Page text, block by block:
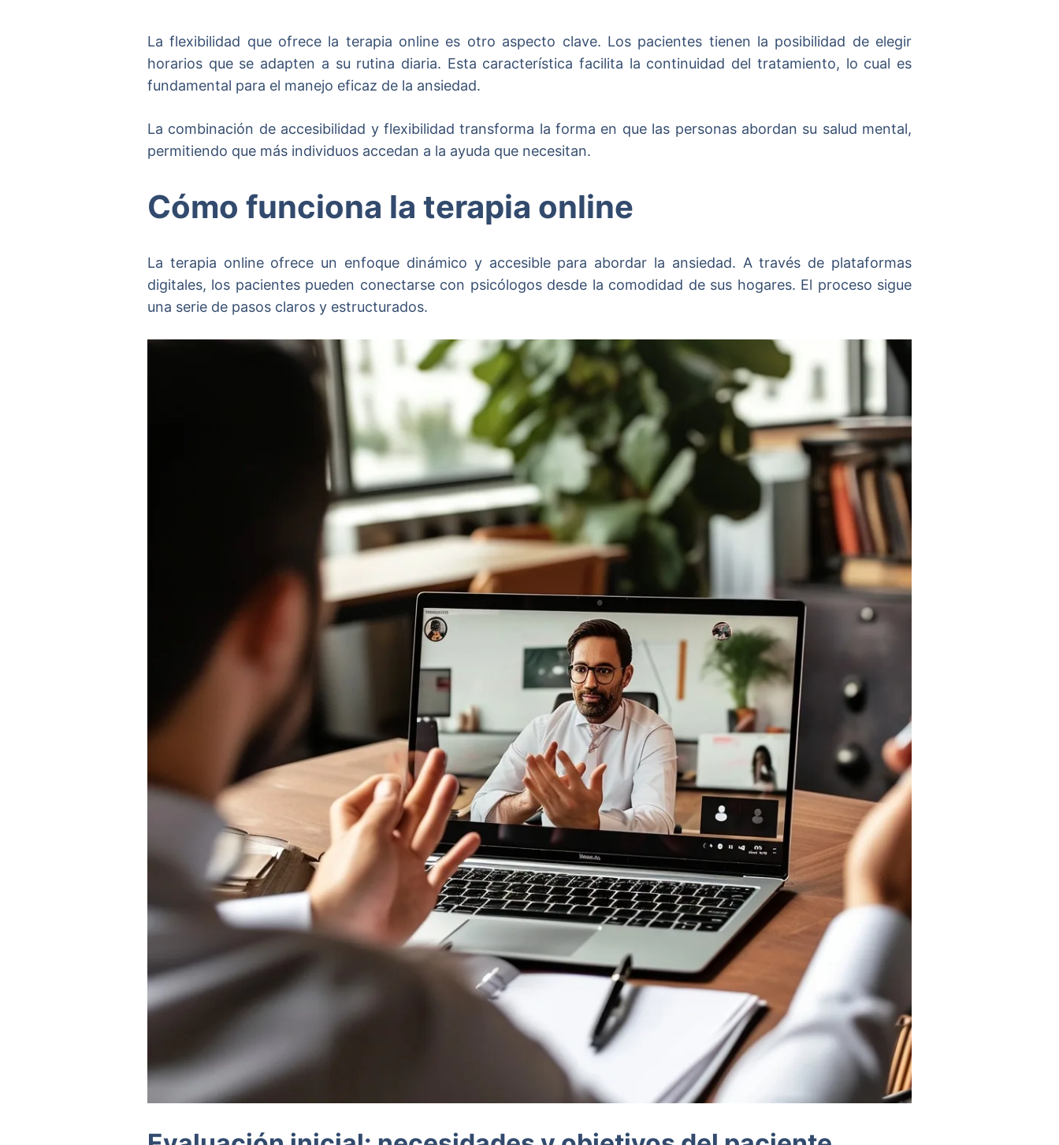
La flexibilidad que ofrece la terapia online es otro aspecto clave. Los pacientes tienen la posibilidad de elegir
horarios que se adapten a su rutina diaria. Esta característica facilita la continuidad del tratamiento, lo cual es
fundamental para el manejo eficaz de la ansiedad.
La combinación de accesibilidad y flexibilidad transforma la forma en que las personas abordan su salud mental,
permitiendo que más individuos accedan a la ayuda que necesitan.
Cómo funciona la terapia online
La terapia online ofrece un enfoque dinámico y accesible para abordar la ansiedad. A través de plataformas
digitales, los pacientes pueden conectarse con psicólogos desde la comodidad de sus hogares. El proceso sigue
una serie de pasos claros y estructurados.